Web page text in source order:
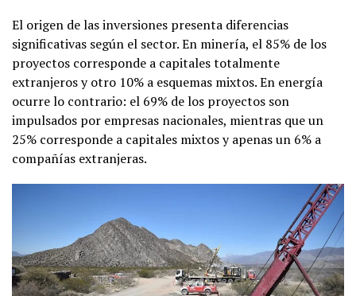
El origen de las inversiones presenta diferencias
significativas según el sector. En minería, el 85% de los
proyectos corresponde a capitales totalmente
extranjeros y otro 10% a esquemas mixtos. En energía
ocurre lo contrario: el 69% de los proyectos son
impulsados por empresas nacionales, mientras que un
25% corresponde a capitales mixtos y apenas un 6% a
compañías extranjeras.